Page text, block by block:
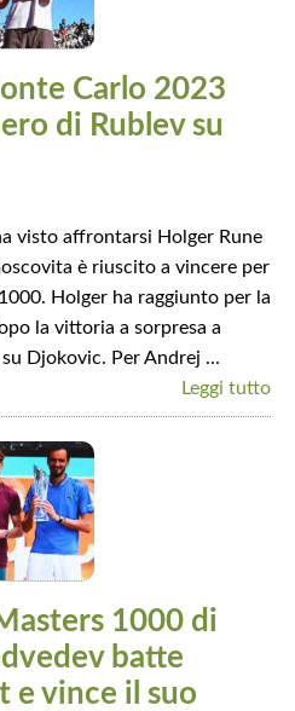
Carlo 2023
di Rublev su
visto affrontarsi Holger Rune
è riuscito a vincere per
Holger ha raggiunto per la
la vittoria a sorpresa a
Djokovic. Per Andrej ...
Leggi tutto
1000 di
batte
e vince il suo